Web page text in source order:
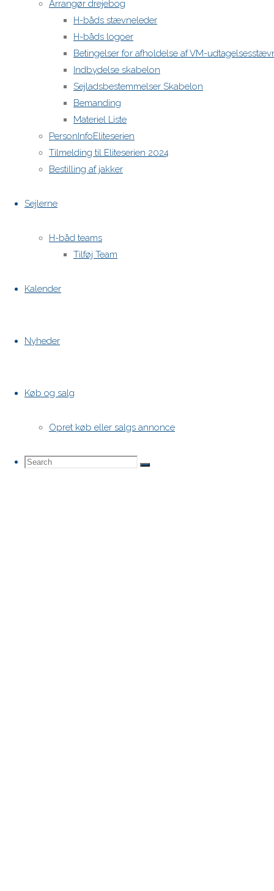
Arrangør drejebog
H-båds stævneleder
H-båds logoer
Betingelser for afholdelse af VM-
Indbydelse skabelon
Sejladsbestemmelser Skabelon
Bemanding
Materiel Liste
PersonInfoEliteserien
Tilmelding til Eliteserien 2024
Bestilling af jakker
Sejlerne
H-båd teams
Tilføj Team
Kalender
Nyheder
Køb og salg
Opret køb eller salgs annonce
Search
Search
Search